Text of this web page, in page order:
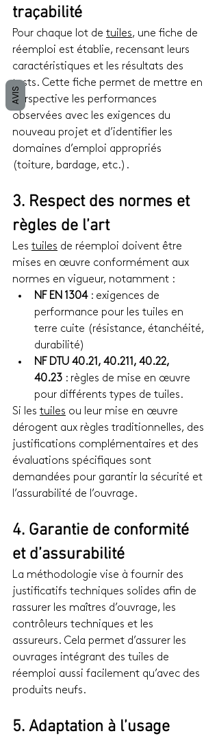
traçabilité
Pour chaque lot de tuiles, une fiche de
réemploi est établie, recensant leurs
caractéristiques et les résultats des
tests. Cette fiche permet de mettre en
perspective les performances
observées avec les exigences du
nouveau projet et d’identifier les
domaines d’emploi appropriés
(toiture, bardage, etc.).
3. Respect des normes et
règles de l’art
Les tuiles de réemploi doivent être
mises en œuvre conformément aux
normes en vigueur, notamment :
NF EN 1304 : exigences de
performance pour les tuiles en
terre cuite (résistance, étanchéité,
durabilité)
NF DTU 40.21, 40.211, 40.22,
40.23 : règles de mise en œuvre
pour différents types de tuiles.
Si les tuiles ou leur mise en œuvre
dérogent aux règles traditionnelles, des
justifications complémentaires et des
évaluations spécifiques sont
demandées pour garantir la sécurité et
l’assurabilité de l’ouvrage.
4. Garantie de conformité
et d’assurabilité
La méthodologie vise à fournir des
justificatifs techniques solides afin de
rassurer les maîtres d’ouvrage, les
contrôleurs techniques et les
assureurs. Cela permet d’assurer les
ouvrages intégrant des tuiles de
réemploi aussi facilement qu’avec des
produits neufs.
5. Adaptation à l’usage
AVIS